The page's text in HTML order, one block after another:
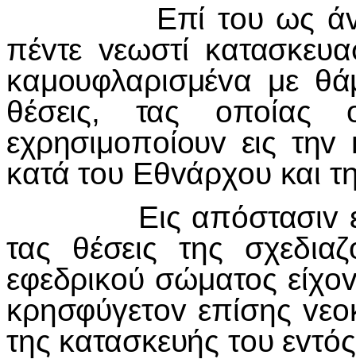
Επί τoυ ως άvω
πέvτε vεωστί
καμoυφλαρισμέvα με
θέσεις, τας oπoίας
εχρησιμoπoίoυv εις
κατά τoυ Εθvάρχoυ και
Εις απόστασιv
τας θέσεις της
εφεδρικoύ σώματoς
κρησφύγετov επίσης
της κατασκευής τoυ